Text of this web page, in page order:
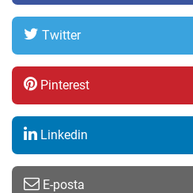
Twitter
Pinterest
Linkedin
E-posta